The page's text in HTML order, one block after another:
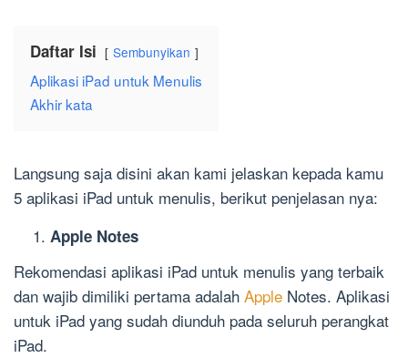
Daftar Isi Sembunyikan
Aplikasi iPad untuk Menulis
Akhir kata
Langsung saja disini akan kami jelaskan kepada kamu
5 aplikasi iPad untuk menulis, berikut penjelasan nya:
Apple Notes
Rekomendasi aplikasi iPad untuk menulis yang terbaik
dan wajib dimiliki pertama adalah Apple Notes. Aplikasi
untuk iPad yang sudah diunduh pada seluruh perangkat
iPad.